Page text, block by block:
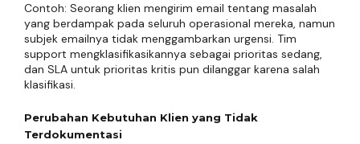
Contoh: Seorang klien mengirim email tentang masalah
yang berdampak pada seluruh operasional mereka, namun
subjek emailnya tidak menggambarkan urgensi. Tim
support mengklasifikasikannya sebagai prioritas sedang,
dan SLA untuk prioritas kritis pun dilanggar karena salah
klasifikasi.
Perubahan Kebutuhan Klien yang Tidak
Terdokumentasi